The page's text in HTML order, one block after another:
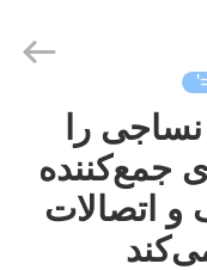
را
جمع‌کننده
و اتصالات